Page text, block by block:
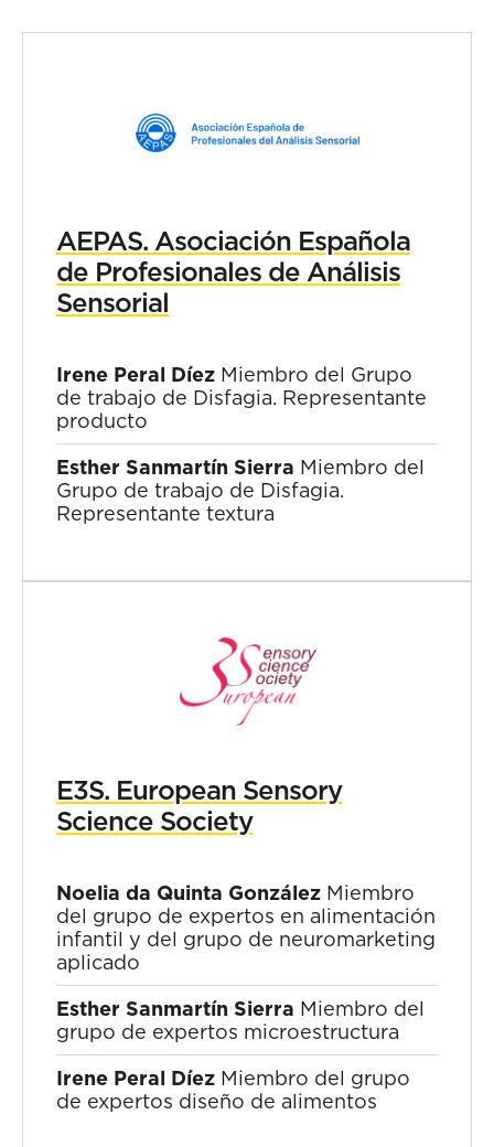
AEPAS. Asociación Española
de Profesionales de Análisis
Sensorial
Irene Peral Díez Miembro del Grupo
de trabajo de Disfagia. Representante
producto
Esther Sanmartín Sierra Miembro del
Grupo de trabajo de Disfagia.
Representante textura
E3S. European Sensory
Science Society
Noelia da Quinta González Miembro
del grupo de expertos en alimentación
infantil y del grupo de neuromarketing
aplicado
Esther Sanmartín Sierra Miembro del
grupo de expertos microestructura
Irene Peral Díez Miembro del grupo
de expertos diseño de alimentos